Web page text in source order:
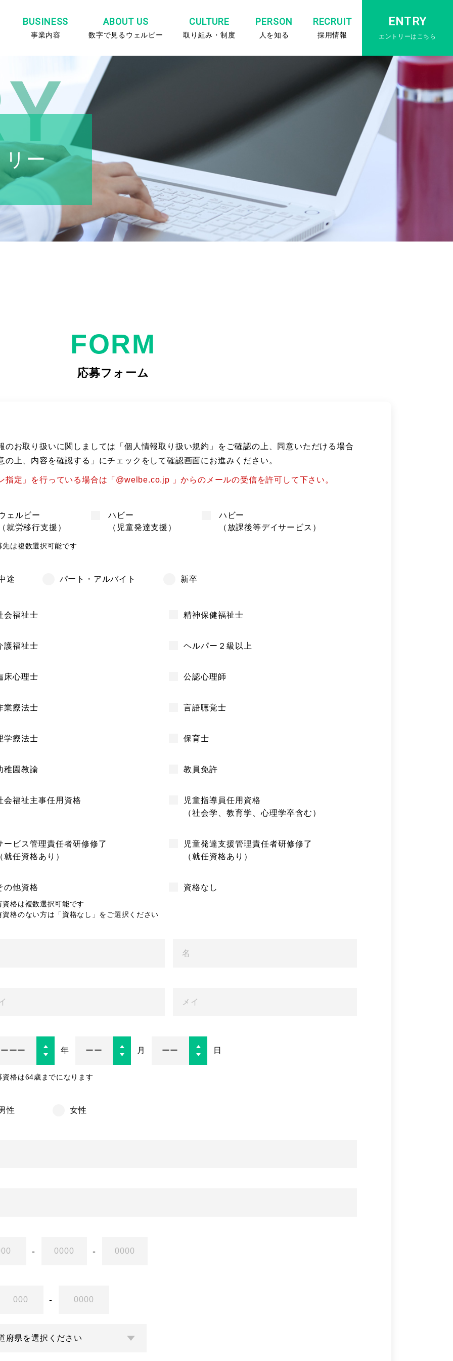
BUSINESS
事業内容
ABOUT US
数字で見るウェルビー
CULTURE
取り組み・制度
PERSON
人を知る
RECRUIT
採用情報
ENTRY
エントリーはこちら
リー
FORM
応募フォーム
のお取り扱いに関しましては「個人情報取り扱い規約」をご確認の上、同意いただける場合
上、内容を確認する」にチェックをして確認画面にお進みください。
定」を行っている場合は「@welbe.co.jp 」からのメールの受信を許可して下さい。
ェルビー
就労移行支援）
ハビー
（児童発達支援）
ハビー
（放課後等デイサービス）
先は複数選択可能です
途 パート・アルバイト 新卒
会福祉士 精神保健福祉士
護福祉士 ヘルパー２級以上
床心理士 公認心理師
業療法士 言語聴覚士
学療法士 保育士
稚園教諭 教員免許
会福祉主事任用資格
児童指導員任用資格
（社会学、教育学、心理学卒含む）
ービス管理責任者研修修了
就任資格あり）
児童発達支援管理責任者研修修了
（就任資格あり）
の他資格 資格なし
資格は複数選択可能です
資格のない方は「資格なし」をご選択ください
年 月 日
資格は64歳までになります
性 女性